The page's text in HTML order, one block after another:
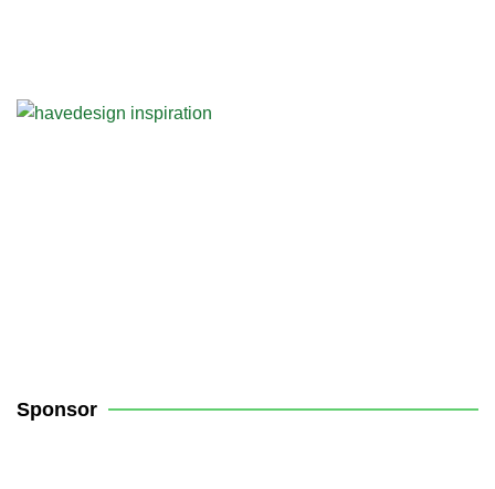
Sponsor